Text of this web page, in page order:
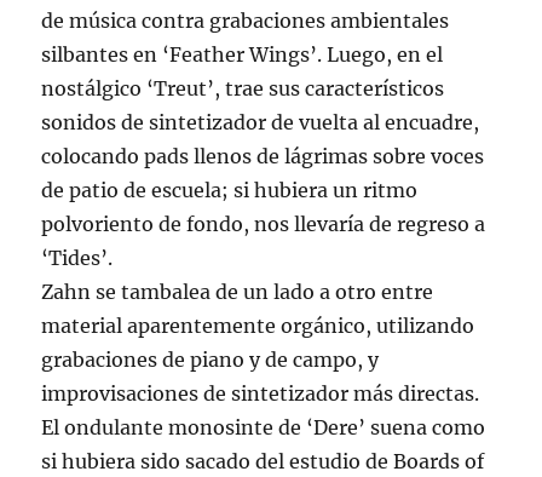
de música contra grabaciones ambientales
silbantes en ‘Feather Wings’. Luego, en el
nostálgico ‘Treut’, trae sus característicos
sonidos de sintetizador de vuelta al encuadre,
colocando pads llenos de lágrimas sobre voces
de patio de escuela; si hubiera un ritmo
polvoriento de fondo, nos llevaría de regreso a
‘Tides’.
Zahn se tambalea de un lado a otro entre
material aparentemente orgánico, utilizando
grabaciones de piano y de campo, y
improvisaciones de sintetizador más directas.
El ondulante monosinte de ‘Dere’ suena como
si hubiera sido sacado del estudio de Boards of